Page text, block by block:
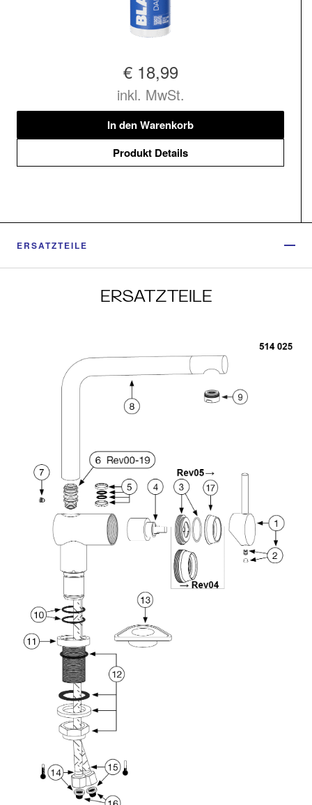
€ 18,99
inkl. MwSt.
In den Warenkorb
Produkt Details
ERSATZTEILE
ERSATZTEILE